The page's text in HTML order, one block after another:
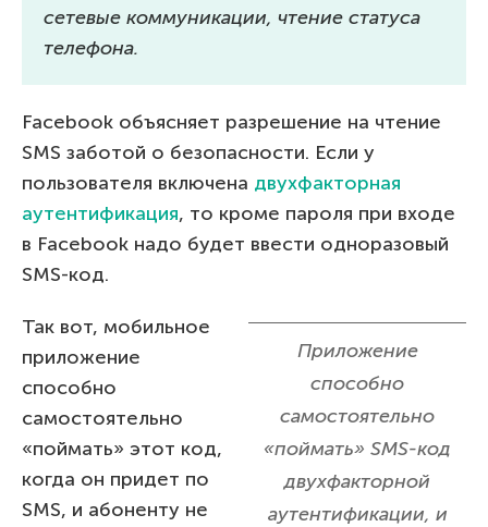
сетевые коммуникации, чтение статуса
телефона.
Facebook объясняет разрешение на чтение
SMS заботой о безопасности. Если у
пользователя включена двухфакторная
аутентификация, то кроме пароля при входе
в Facebook надо будет ввести одноразовый
SMS-код.
Приложение
способно
самостоятельно
«поймать» SMS-код
двухфакторной
аутентификации, и
Так вот, мобильное
приложение
способно
самостоятельно
«поймать» этот код,
когда он придет по
SMS, и абоненту не